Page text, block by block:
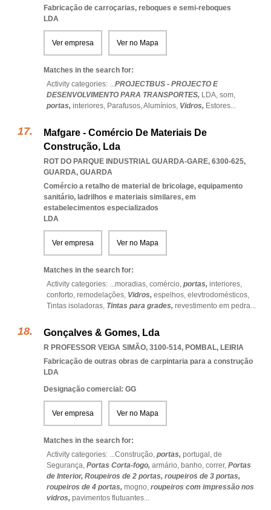
Fabricação de carroçarias, reboques e semi-reboques
LDA
Ver empresa Ver no Mapa
Matches in the search for:
Activity categories: ...PROJECTBUS - PROJECTO E
DESENVOLVIMENTO PARA TRANSPORTES, LDA, som,
portas, interiores, Parafusos,Alumínios, Vidros, Estores...
Mafgare - Comércio De Materiais De
Construção, Lda
ROT DO PARQUE INDUSTRIAL GUARDA-GARE, 6300-625,
GUARDA, GUARDA
Comércio a retalho de material de bricolage, equipamento
sanitário, ladrilhos e materiais similares, em
estabelecimentos especializados
LDA
Ver empresa Ver no Mapa
Matches in the search for:
Activity categories: ...moradias, comércio, portas, interiores,
conforto, remodelações, Vidros, espelhos, elevtrodomésticos,
Tintas isoladoras, Tintas para grades, revestimento em pedra...
Gonçalves & Gomes, Lda
R PROFESSOR VEIGA SIMÃO, 3100-514, POMBAL, LEIRIA
Fabricação de outras obras de carpintaria para a construção
LDA
Designação comercial: GG
Ver empresa Ver no Mapa
Matches in the search for:
Activity categories: ...Construção, portas, portugal, de
Segurança, Portas Corta-fogo, armário, banho, correr, Portas
de Interior, Roupeiros de 2 portas, roupeiros de 3 portas,
roupeiros de 4 portas, mogno, roupeiros com impressão nos
vidros, pavimentos flutuantes...